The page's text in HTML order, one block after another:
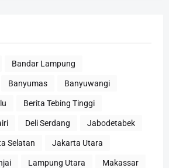
Bandar Lampung
Banyumas Banyuwangi
Berita Tebing Tinggi
Deli Serdang Jabodetabek
Selatan Jakarta Utara
Lampung Utara Makassar